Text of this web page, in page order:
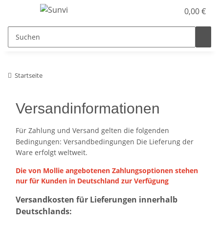
0,00 €
Startseite
Versandinformationen
Für Zahlung und Versand gelten die folgenden
Bedingungen: Versandbedingungen Die Lieferung der
Ware erfolgt weltweit.
Die von Mollie angebotenen Zahlungsoptionen stehen
nur für Kunden in Deutschland zur Verfügung
Versandkosten für Lieferungen innerhalb
Deutschlands: